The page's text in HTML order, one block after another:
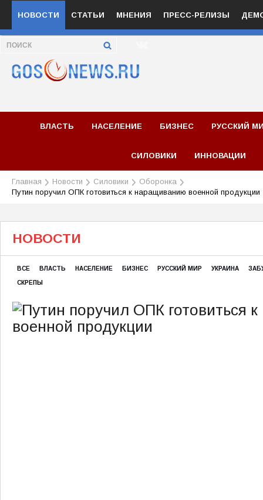
НОВОСТИ СТАТЬИ МНЕНИЯ ПРЕСС-РЕЛИЗЫ
ВЛАСТЬ НАСЕЛЕНИЕ БИЗНЕС РУССКИЙ
СИЛОВИКИ ИННОВАЦИИ
Главная Новости Силовики
Оборонка
Путин поручил ОПК готовиться к наращиванию военной продукции
НОВОСТИ
ВСЕ ВЛАСТЬ НАСЕЛЕНИЕ БИЗНЕС РУССКИЙ МИР УКРАИНА
СКРЕПЫ